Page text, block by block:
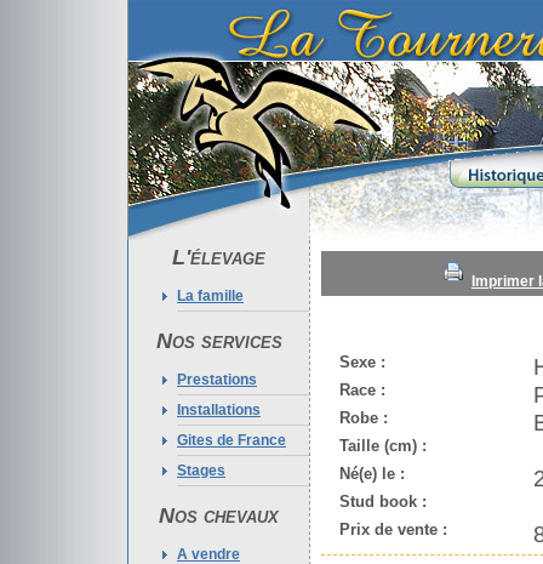
L'élevage
La famille
Nos services
Prestations
Installations
Gites de France
Stages
Nos chevaux
A vendre
Imprimer
Sexe :
Race :
Robe :
Taille (cm) :
Né(e) le :
Stud book :
Prix de vente :